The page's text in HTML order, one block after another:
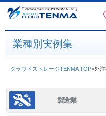
業種別実例集
クラウドストレージTENMA TOP>外
製造業